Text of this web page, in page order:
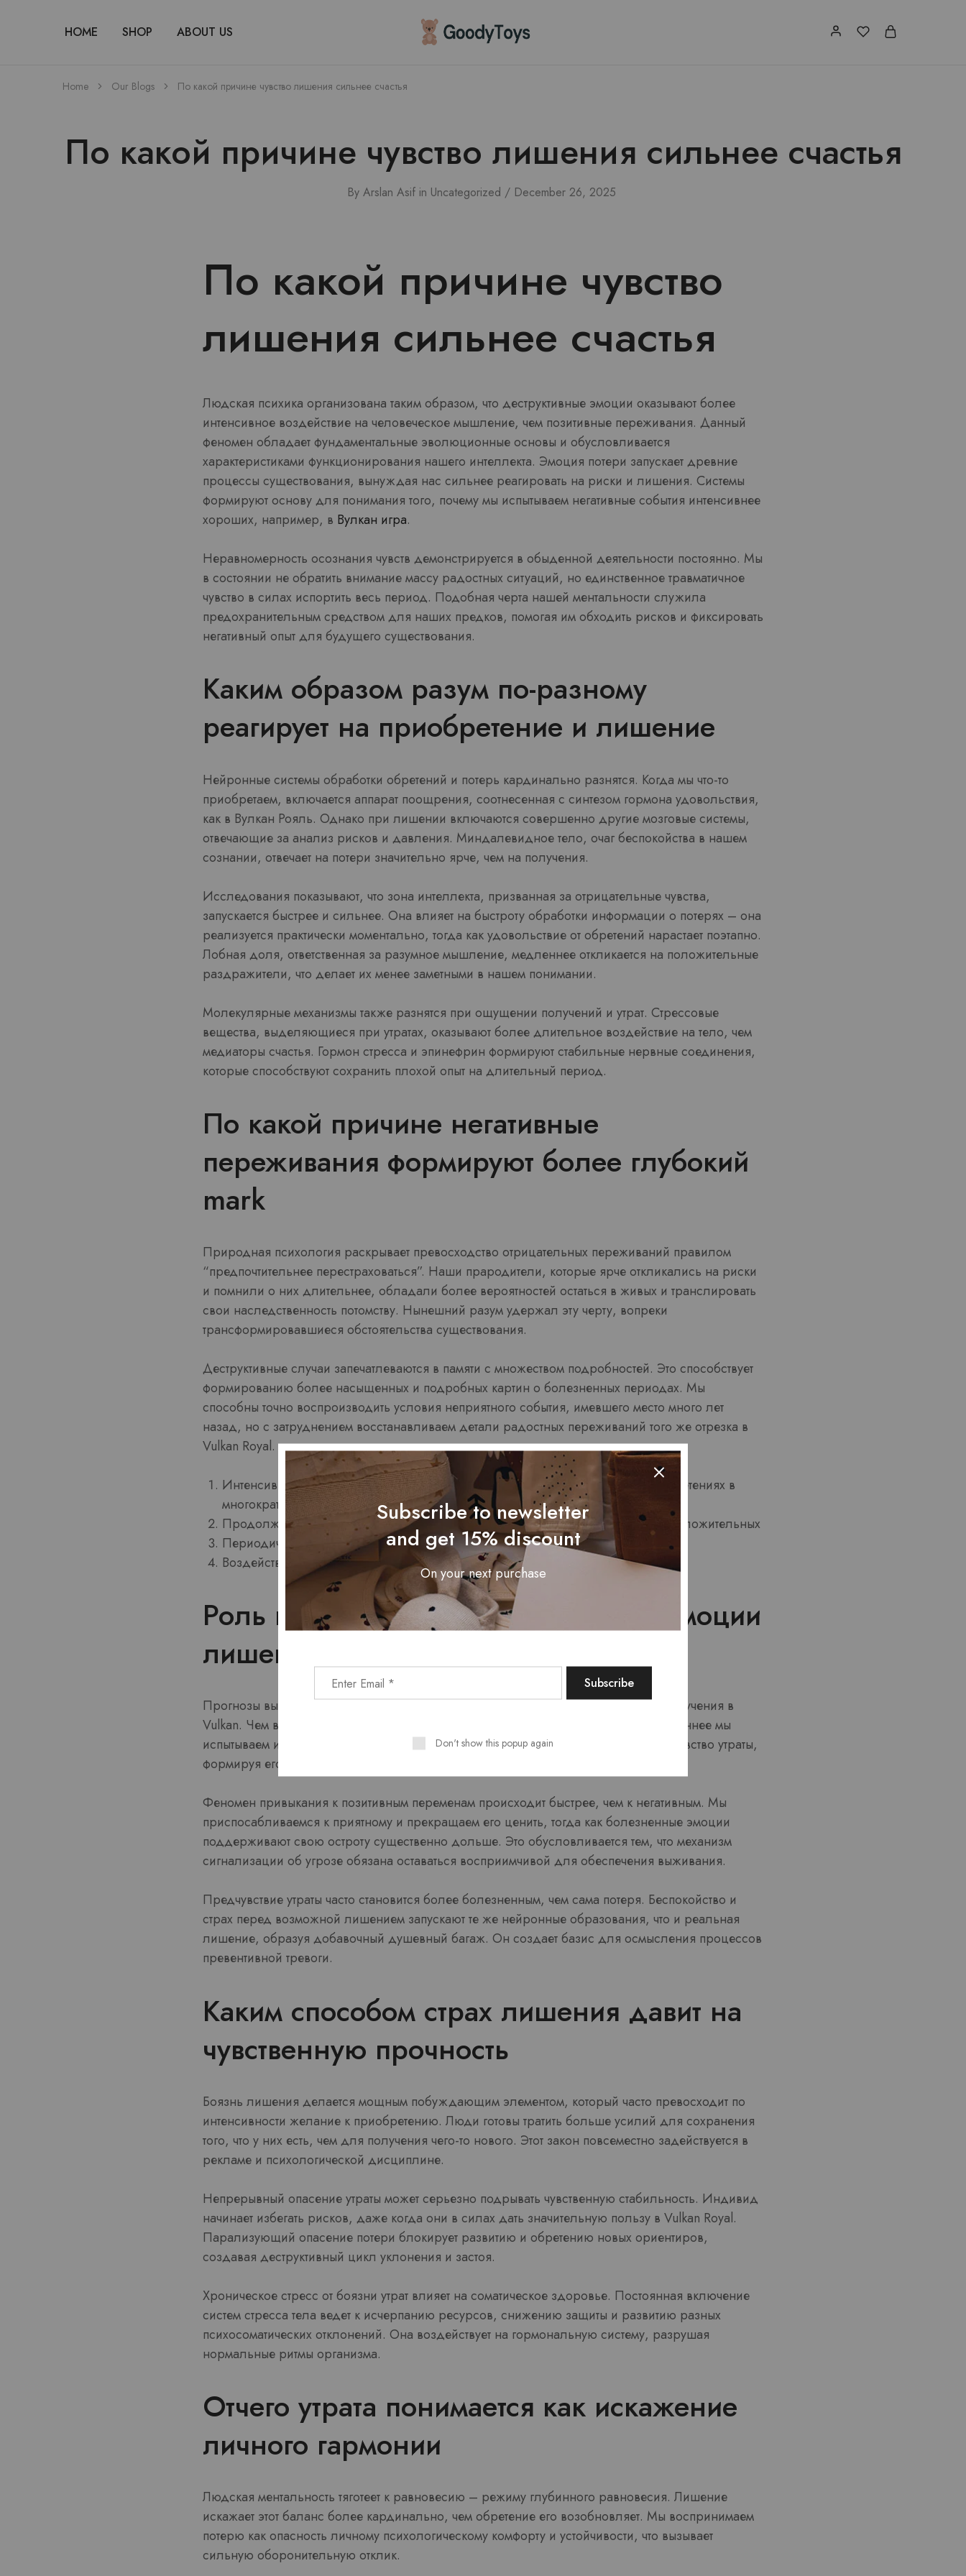
HOME SHOP ABOUT US Children
Toys
Home Our Blogs По какой причине чувство лишения сильнее счастья
По какой причине чувство лишения сильнее счастья
By Arslan Asif in Uncategorized December 26, 2025
По какой причине чувство
лишения сильнее счастья
Людская психика организована таким образом, что деструктивные эмоции оказывают более
интенсивное воздействие на человеческое мышление, чем позитивные переживания. Данный
феномен обладает фундаментальные эволюционные основы и обусловливается
характеристиками функционирования нашего интеллекта. Эмоция потери запускает древние
процессы существования, вынуждая нас сильнее реагировать на риски и лишения. Системы
формируют основу для понимания того, почему мы испытываем негативные события интенсивнее
хороших, например, в Вулкан игра.
Неравномерность осознания чувств демонстрируется в обыденной деятельности постоянно. Мы
в состоянии не обратить внимание массу радостных ситуаций, но единственное травматичное
чувство в силах испортить весь период. Подобная черта нашей ментальности служила
предохранительным средством для наших предков, помогая им обходить рисков и фиксировать
негативный опыт для будущего существования.
Каким образом разум по-разному
реагирует на приобретение и лишение
Нейронные системы обработки обретений и потерь кардинально разнятся. Когда мы что-то
приобретаем, включается аппарат поощрения, соотнесенная с синтезом гормона удовольствия,
как в Вулкан Рояль. Однако при лишении включаются совершенно другие мозговые системы,
отвечающие за анализ рисков и давления. Миндалевидное тело, очаг беспокойства в нашем
сознании, отвечает на потери значительно ярче, чем на получения.
Исследования показывают, что зона интеллекта, призванная за отрицательные чувства,
запускается быстрее и сильнее. Она влияет на быстроту обработки информации о потерях – она
реализуется практически моментально, тогда как удовольствие от обретений нарастает поэтапно.
Лобная доля, ответственная за разумное мышление, медленнее откликается на положительные
раздражители, что делает их менее заметными в нашем понимании.
Молекулярные механизмы также разнятся при ощущении получений и утрат. Стрессовые
вещества, выделяющиеся при утратах, оказывают более длительное воздействие на тело, чем
медиаторы счастья. Гормон стресса и эпинефрин формируют стабильные нервные соединения,
которые способствуют сохранить плохой опыт на длительный период.
По какой причине негативные
переживания формируют более глубокий
mark
Природная психология раскрывает превосходство отрицательных переживаний правилом
“предпочтительнее перестраховаться”. Наши прародители, которые ярче откликались на риски
и помнили о них длительнее, обладали более вероятностей остаться в живых и транслировать
свои наследственность потомству. Нынешний разум удержал эту черту, вопреки
трансформировавшиеся обстоятельства существования.
Деструктивные случаи запечатлеваются в памяти с множеством подробностей. Это способствует
формированию более насыщенных и подробных картин о болезненных периодах. Мы
способны точно воспроизводить условия неприятного события, имевшего место много лет
назад, но с затруднением восстанавливаем детали радостных переживаний того же отрезка в
Vulkan Royal.
Интенсивность душевной реакции при потерях превышает схожую при приобретениях в
многократно
Продолжительность испытания негативных чувств заметно продолжительнее положительных
Периодичность воспроизведения плохих образов больше позитивных
Воздействие на формирование выводов у деструктивного опыта интенсивнее
Роль прогнозов в интенсификации эмоции
лишения
Прогнозы выполняют центральную роль в том, как мы воспринимаем потери и получения в
Vulkan. Чем выше наши надежды относительно специфического итога, тем болезненнее мы
испытываем их несбыточность. Разрыв между ожидаемым и реальным усиливает чувство утраты,
формируя его более травматичным для сознания.
Феномен привыкания к позитивным переменам происходит быстрее, чем к негативным. Мы
приспосабливаемся к приятному и прекращаем его ценить, тогда как болезненные эмоции
поддерживают свою остроту существенно дольше. Это обусловливается тем, что механизм
сигнализации об угрозе обязана оставаться восприимчивой для обеспечения выживания.
Предчувствие утраты часто становится более болезненным, чем сама потеря. Беспокойство и
страх перед возможной лишением запускают те же нейронные образования, что и реальная
лишение, образуя добавочный душевный багаж. Он создает базис для осмысления процессов
превентивной тревоги.
Каким способом страх лишения давит на
чувственную прочность
Боязнь лишения делается мощным побуждающим элементом, который часто превосходит по
интенсивности желание к приобретению. Люди готовы тратить больше усилий для сохранения
того, что у них есть, чем для получения чего-то нового. Этот закон повсеместно задействуется в
рекламе и психологической дисциплине.
Непрерывный опасение утраты может серьезно подрывать чувственную стабильность. Индивид
начинает избегать рисков, даже когда они в силах дать значительную пользу в Vulkan Royal.
Парализующий опасение потери блокирует развитию и обретению новых ориентиров,
создавая деструктивный цикл уклонения и застоя.
Хроническое стресс от боязни утрат влияет на соматическое здоровье. Постоянная включение
систем стресса тела ведет к исчерпанию ресурсов, снижению защиты и развитию разных
психосоматических отклонений. Она воздействует на гормональную систему, разрушая
нормальные ритмы организма.
Отчего утрата понимается как искажение
личного гармонии
Людская ментальность тяготеет к равновесию – режиму глубинного равновесия. Лишение
искажает этот баланс более кардинально, чем обретение его возобновляет. Мы воспринимаем
потерю как опасность личному психологическому комфорту и устойчивости, что вызывает
сильную оборонительную отклик.
Subscribe to newsletter
and get 15% discount
On your next purchase
Don't show this popup again